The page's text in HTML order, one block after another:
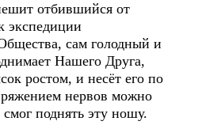
отбившийся от
экспедиции
сам голодный и
Нашего Друга,
ростом, и несёт его по
нервов можно
поднять эту ношу.